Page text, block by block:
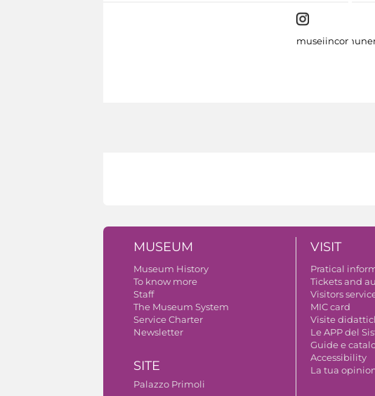
MUSEUM
Museum History
To know more
Staff
The Museum System
Service Charter
Newsletter
SITE
Palazzo Primoli
VISIT
Pratical
Tickets and
Visitors
MIC card
Visite
Le APP del
Guide e
Accessibility
La tua